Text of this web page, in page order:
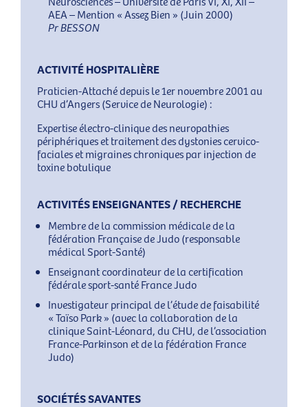
AEA – Mention « Assez Bien » (Juin 2000)
Pr BESSON
ACTIVITÉ HOSPITALIÈRE
Praticien-Attaché depuis le 1er novembre 2001 au
CHU d’Angers (Service de Neurologie) :
Expertise électro-clinique des neuropathies
périphériques et traitement des dystonies cervico-
faciales et migraines chroniques par injection de
toxine botulique
ACTIVITÉS ENSEIGNANTES / RECHERCHE
Membre de la commission médicale de la
fédération Française de Judo (responsable
médical Sport-Santé)
Enseignant coordinateur de la certification
fédérale sport-santé France Judo
Investigateur principal de l’étude de faisabilité
« Taïso Park » (avec la collaboration de la
clinique Saint-Léonard, du CHU, de l’association
France-Parkinson et de la fédération France
Judo)
SOCIÉTÉS SAVANTES